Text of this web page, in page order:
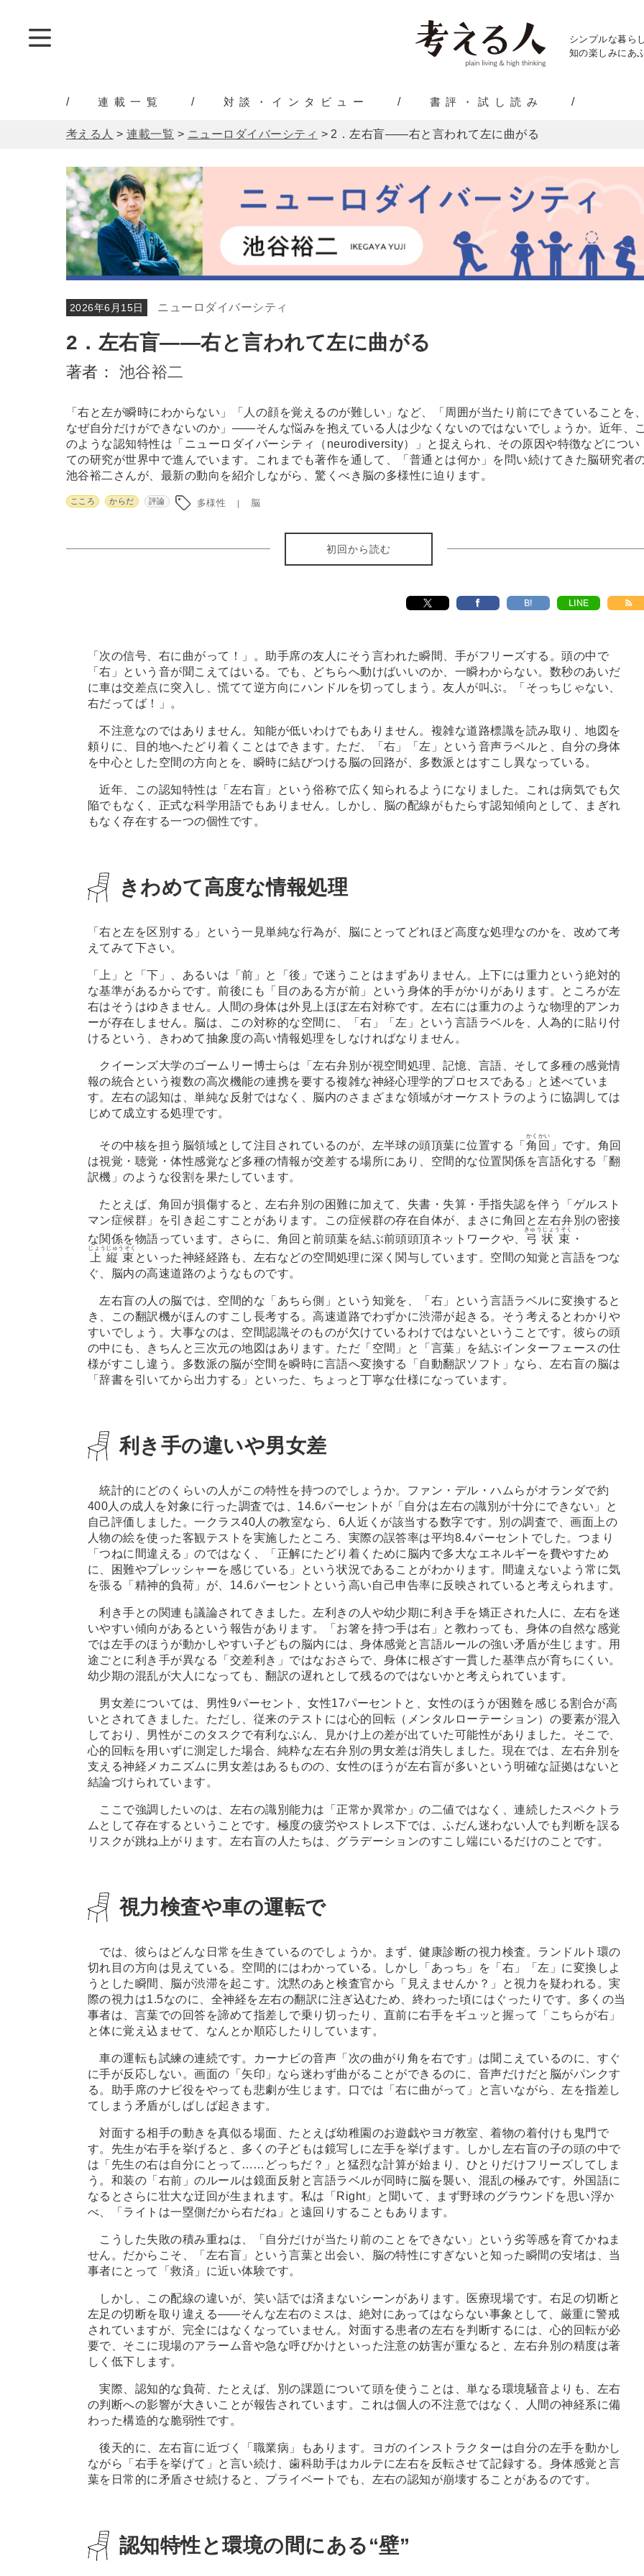
シンプルな暮ら
知の楽しみにあ
連載一覧 対談・インタビュー 書評・試し読み
考える人 >連載一覧 > ニューロダイバーシティ > 2．左右盲――右と言われて左に曲がる
2026年6月15日 ニューロダイバーシティ
2．左右盲――右と言われて左に曲がる
著者： 池谷裕二
「右と左が瞬時にわからない」「人の顔を覚えるのが難しい」など、「周囲が当たり前にできていることを
なぜ自分だけができないのか」――そんな悩みを抱えている人は少なくないのではないでしょうか。近年、
のような認知特性は「ニューロダイバーシティ（neurodiversity）」と捉えられ、その原因や特徴などについ
ての研究が世界中で進んでいます。これまでも著作を通して、「普通とは何か」を問い続けてきた脳研究者
池谷裕二さんが、最新の動向を紹介しながら、驚くべき脳の多様性に迫ります。
こころ からだ 評論 多様性 脳
初回から読む
B! LINE
「次の信号、右に曲がって！」。助手席の友人にそう言われた瞬間、手がフリーズする。頭の中で
「右」という音が聞こえてはいる。でも、どちらへ動けばいいのか、一瞬わからない。数秒のあいだ
に車は交差点に突入し、慌てて逆方向にハンドルを切ってしまう。友人が叫ぶ。「そっちじゃない、
右だってば！」。
不注意なのではありません。知能が低いわけでもありません。複雑な道路標識を読み取り、地図を
頼りに、目的地へたどり着くことはできます。ただ、「右」「左」という音声ラベルと、自分の身体
を中心とした空間の方向とを、瞬時に結びつける脳の回路が、多数派とはすこし異なっている。
近年、この認知特性は「左右盲」という俗称で広く知られるようになりました。これは病気でも欠
陥でもなく、正式な科学用語でもありません。しかし、脳の配線がもたらす認知傾向として、まぎれ
もなく存在する一つの個性です。
きわめて高度な情報処理
「右と左を区別する」という一見単純な行為が、脳にとってどれほど高度な処理なのかを、改めて考
えてみて下さい。
「上」と「下」、あるいは「前」と「後」で迷うことはまずありません。上下には重力という絶対的
な基準があるからです。前後にも「目のある方が前」という身体的手がかりがあります。ところが左
右はそうはゆきません。人間の身体は外見上ほぼ左右対称です。左右には重力のような物理的アンカ
ーが存在しません。脳は、この対称的な空間に、「右」「左」という言語ラベルを、人為的に貼り付
けるという、きわめて抽象度の高い情報処理をしなければなりません。
クイーンズ大学のゴームリー博士らは「左右弁別が視空間処理、記憶、言語、そして多種の感覚情
報の統合という複数の高次機能の連携を要する複雑な神経心理学的プロセスである」と述べていま
す。左右の認知は、単純な反射ではなく、脳内のさまざまな領域がオーケストラのように協調しては
じめて成立する処理です。
その中核を担う脳領域として注目されているのが、左半球の頭頂葉に位置する「 角回
かくかい
」です。角回
は視覚・聴覚・体性感覚など多種の情報が交差する場所にあり、空間的な位置関係を言語化する「翻
訳機」のような役割を果たしています。
たとえば、角回が損傷すると、左右弁別の困難に加えて、失書・失算・手指失認を伴う「ゲルスト
マン症候群」を引き起こすことがあります。この症候群の存在自体が、まさに角回と左右弁別の密接
な関係を物語っています。さらに、角回と前頭葉を結ぶ前頭頭頂ネットワークや、 弓状束
きゅうじょうそく
・
上縦束
じょうじゅうそく
といった神経経路も、左右などの空間処理に深く関与しています。空間の知覚と言語をつな
ぐ、脳内の高速道路のようなものです。
左右盲の人の脳では、空間的な「あちら側」という知覚を、「右」という言語ラベルに変換すると
き、この翻訳機がほんのすこし長考する。高速道路でわずかに渋滞が起きる。そう考えるとわかりや
すいでしょう。大事なのは、空間認識そのものが欠けているわけではないということです。彼らの頭
の中にも、きちんと三次元の地図はあります。ただ「空間」と「言葉」を結ぶインターフェースの仕
様がすこし違う。多数派の脳が空間を瞬時に言語へ変換する「自動翻訳ソフト」なら、左右盲の脳は
「辞書を引いてから出力する」といった、ちょっと丁寧な仕様になっています。
利き手の違いや男女差
統計的にどのくらいの人がこの特性を持つのでしょうか。ファン・デル・ハムらがオランダで約
400人の成人を対象に行った調査では、14.6パーセントが「自分は左右の識別が十分にできない」と
自己評価しました。一クラス40人の教室なら、6人近くが該当する数字です。別の調査で、画面上の
人物の絵を使った客観テストを実施したところ、実際の誤答率は平均8.4パーセントでした。つまり
「つねに間違える」のではなく、「正解にたどり着くために脳内で多大なエネルギーを費やすため
に、困難やプレッシャーを感じている」という状況であることがわかります。間違えないよう常に気
を張る「精神的負荷」が、14.6パーセントという高い自己申告率に反映されていると考えられます。
利き手との関連も議論されてきました。左利きの人や幼少期に利き手を矯正された人に、左右を迷
いやすい傾向があるという報告があります。「お箸を持つ手は右」と教わっても、身体の自然な感覚
では左手のほうが動かしやすい子どもの脳内には、身体感覚と言語ルールの強い矛盾が生じます。用
途ごとに利き手が異なる「交差利き」ではなおさらで、身体に根ざす一貫した基準点が育ちにくい。
幼少期の混乱が大人になっても、翻訳の遅れとして残るのではないかと考えられています。
男女差については、男性9パーセント、女性17パーセントと、女性のほうが困難を感じる割合が高
いとされてきました。ただし、従来のテストには心的回転（メンタルローテーション）の要素が混入
しており、男性がこのタスクで有利なぶん、見かけ上の差が出ていた可能性がありました。そこで、
心的回転を用いずに測定した場合、純粋な左右弁別の男女差は消失しました。現在では、左右弁別を
支える神経メカニズムに男女差はあるものの、女性のほうが左右盲が多いという明確な証拠はないと
結論づけられています。
ここで強調したいのは、左右の識別能力は「正常か異常か」の二値ではなく、連続したスペクトラ
ムとして存在するということです。極度の疲労やストレス下では、ふだん迷わない人でも判断を誤る
リスクが跳ね上がります。左右盲の人たちは、グラデーションのすこし端にいるだけのことです。
視力検査や車の運転で
では、彼らはどんな日常を生きているのでしょうか。まず、健康診断の視力検査。ランドルト環の
切れ目の方向は見えている。空間的にはわかっている。しかし「あっち」を「右」「左」に変換しよ
うとした瞬間、脳が渋滞を起こす。沈黙のあと検査官から「見えませんか？」と視力を疑われる。実
際の視力は1.5なのに、全神経を左右の翻訳に注ぎ込むため、終わった頃にはぐったりです。多くの当
事者は、言葉での回答を諦めて指差しで乗り切ったり、直前に右手をギュッと握って「こちらが右」
と体に覚え込ませて、なんとか順応したりしています。
車の運転も試練の連続です。カーナビの音声「次の曲がり角を右です」は聞こえているのに、すぐ
に手が反応しない。画面の「矢印」なら迷わず曲がることができるのに、音声だけだと脳がパンクす
る。助手席のナビ役をやっても悲劇が生じます。口では「右に曲がって」と言いながら、左を指差し
てしまう矛盾がしばしば起きます。
対面する相手の動きを真似る場面、たとえば幼稚園のお遊戯やヨガ教室、着物の着付けも鬼門で
す。先生が右手を挙げると、多くの子どもは鏡写しに左手を挙げます。しかし左右盲の子の頭の中で
は「先生の右は自分にとって … …どっちだ？」と猛烈な計算が始まり、ひとりだけフリーズしてしま
う。和装の「右前」のルールは鏡面反射と言語ラベルが同時に脳を襲い、混乱の極みです。外国語に
なるとさらに壮大な迂回が生まれます。私は「Right」と聞いて、まず野球のグラウンドを思い浮か
べ、「ライトは一塁側だから右だね」と遠回りすることもあります。
こうした失敗の積み重ねは、「自分だけが当たり前のことをできない」という劣等感を育てかねま
せん。だからこそ、「左右盲」という言葉と出会い、脳の特性にすぎないと知った瞬間の安堵は、当
事者にとって「救済」に近い体験です。
しかし、この配線の違いが、笑い話では済まないシーンがあります。医療現場です。右足の切断と
左足の切断を取り違える――そんな左右のミスは、絶対にあってはならない事象として、厳重に警戒
されていますが、完全にはなくなっていません。対面する患者の左右を判断するには、心的回転が必
要で、そこに現場のアラーム音や急な呼びかけといった注意の妨害が重なると、左右弁別の精度は著
しく低下します。
実際、認知的な負荷、たとえば、別の課題について頭を使うことは、単なる環境騒音よりも、左右
の判断への影響が大きいことが報告されています。これは個人の不注意ではなく、人間の神経系に備
わった構造的な脆弱性です。
後天的に、左右盲に近づく「職業病」もあります。ヨガのインストラクターは自分の左手を動かし
ながら「右手を挙げて」と言い続け、歯科助手はカルテに左右を反転させて記録する。身体感覚と言
葉を日常的に矛盾させ続けると、プライベートでも、左右の認知が崩壊することがあるのです。
認知特性と環境の間にある“壁”